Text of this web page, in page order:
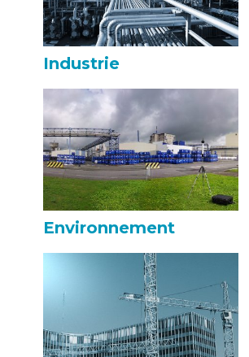
Industrie
Environnement